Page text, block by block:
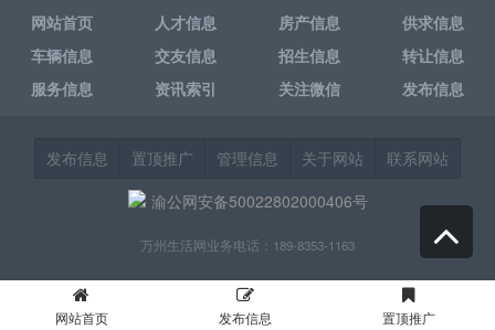
网站首页 人才信息 房产信息
供求信息
车辆信息
交友信息 招生信息
转让信息
服务信息
资讯索引 关注微信 发布信息
发布信息 置顶推广 管理信息 关于网站
联系网站
渝公网安备50022802000406号
万州生活网业务电话：189-8353-1163
网站首页 发布信息 置顶推广